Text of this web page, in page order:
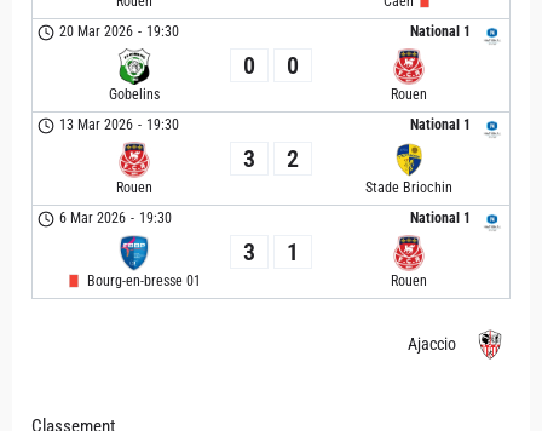
National 1
20 Mar 2026 - 19:30
Gobelins
0 0
Rouen
National 1
13 Mar 2026 - 19:30
Rouen
3 2
Stade Briochin
National 1
6 Mar 2026 - 19:30
Bourg-en-bresse 01
3 1
Rouen
Ajaccio
Classement